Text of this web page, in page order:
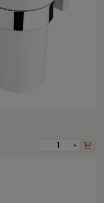
- +